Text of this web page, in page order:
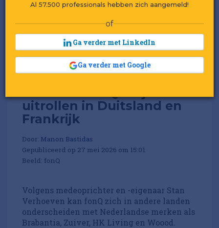
uitrollen in Duitsland en
Frankrijk
Door: Manon Bastidas
Gepubliceerd op 27 mei 2026 om 15:01
Beeld: fonQ
Volgens medeoprichter en -eigenaar Stan
Verhoeven kan fonQ zich in andere landen
onderscheiden met Nederlandse merken als
Brabantia, Zuiver, HK Living en Woood.
Al 57.500 professionals hebben zich aangemeld!
of
Ga verder met LinkedIn
Ga verder met Google